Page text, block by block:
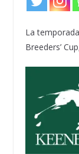
La
Breeders’